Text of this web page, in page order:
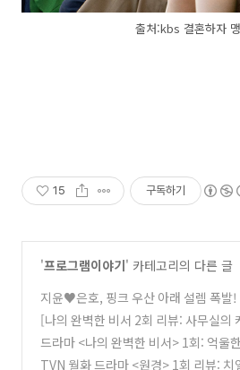
출처:kbs 결혼하자
15 구독하기
'프로그램이야기' 카테고리의 다른 글
지윤♥은호, 핑크 우산 아래 설렘 폭발!
벽한 비서> 3회 리뷰
(6)
[나의 완벽한 비서 2회 리뷰: 사무실의
발!] (4)
드라마 <나의 완벽한 비서> 1회: 억울
새로운 인연 (11)
TVN 월화 드라마 <원경> 1회 리뷰: 치